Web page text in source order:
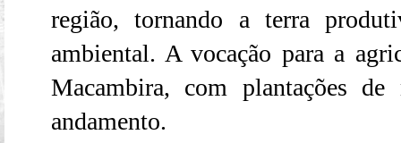
região, tornando a terra
ambiental. A vocação para a
Macambira, com plantações
andamento.